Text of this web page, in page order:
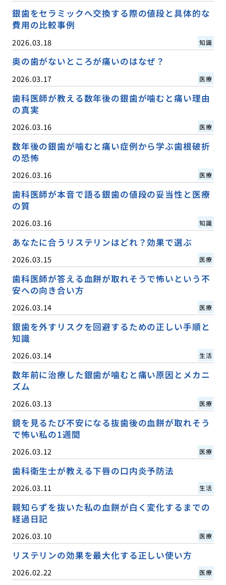
銀歯をセラミックへ交換する際の値段と具体的な
費用の比較事例
2026.03.18 知識
奥の歯がないところが痛いのはなぜ？
2026.03.17 医療
歯科医師が教える数年後の銀歯が噛むと痛い理由
の真実
2026.03.16 医療
数年後の銀歯が噛むと痛い症例から学ぶ歯根破折
の恐怖
2026.03.16 医療
歯科医師が本音で語る銀歯の値段の妥当性と医療
の質
2026.03.16 知識
あなたに合うリステリンはどれ？効果で選ぶ
2026.03.15 医療
歯科医師が答える血餅が取れそうで怖いという不
安への向き合い方
2026.03.14 医療
銀歯を外すリスクを回避するための正しい手順と
知識
2026.03.14 生活
数年前に治療した銀歯が噛むと痛い原因とメカニ
ズム
2026.03.13 医療
鏡を見るたび不安になる抜歯後の血餅が取れそう
で怖い私の1週間
2026.03.12 医療
歯科衛生士が教える下唇の口内炎予防法
2026.03.11 生活
親知らずを抜いた私の血餅が白く変化するまでの
経過日記
2026.03.10 医療
リステリンの効果を最大化する正しい使い方
2026.02.22 医療